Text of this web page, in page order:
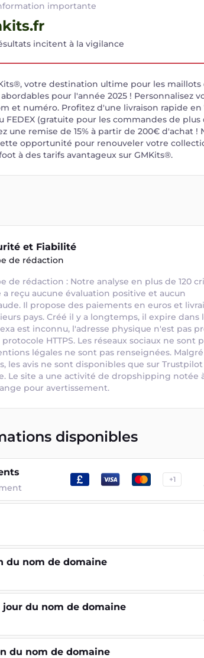
importante
incitent à la vigilance
votre destination ultime pour les maillots
pour l'année 2025 ! Personnalisez
et numéro. Profitez d'une livraison rapide en
FEDEX (gratuite pour les commandes de plus
une remise de 15% à partir de 200€ d'achat !
opportunité pour renouveler votre
à des tarifs avantageux sur GMKits®.
et Fiabilité
de rédaction
de rédaction : Notre analyse en plus de 120
reçu aucune évaluation positive et aucun
Il propose des paiements en euros et
pays. Créé il y a longtemps, il expire dans
est inconnu, l'adresse physique n'est pas
HTTPS. Les réseaux sociaux ne sont
légales ne sont pas renseignées. Malgré
les avis ne sont disponibles que sur Trustpilot
Le site a une activité de dropshipping notée
pour avertissement.
disponibles
+1
du nom de domaine
jour du nom de domaine
du nom de domaine